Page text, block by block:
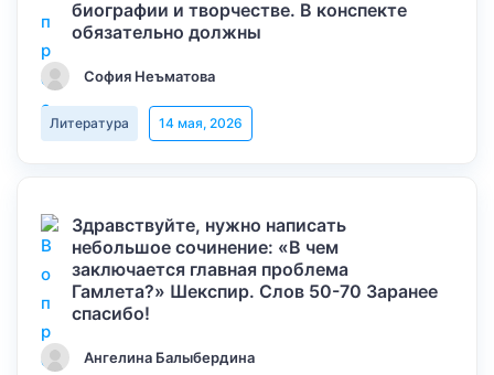
биографии и творчестве. В конспекте
обязательно должны
София Неъматова
Литература 14 мая, 2026
Здравствуйте, нужно написать
небольшое сочинение: «В чем
заключается главная проблема
Гамлета?» Шекспир. Слов 50-70 Заранее
спасибо!
Ангелина Балыбердина